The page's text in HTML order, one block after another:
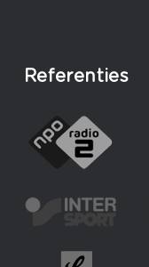
Referenties